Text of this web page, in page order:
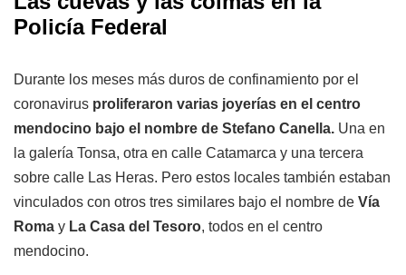
Policía Federal
Durante los meses más duros de confinamiento por el
coronavirus proliferaron varias joyerías en el centro
mendocino bajo el nombre de Stefano Canella. Una en
la galería Tonsa, otra en calle Catamarca y una tercera
sobre calle Las Heras. Pero estos locales también estaban
vinculados con otros tres similares bajo el nombre de Vía
Roma y La Casa del Tesoro, todos en el centro
mendocino.